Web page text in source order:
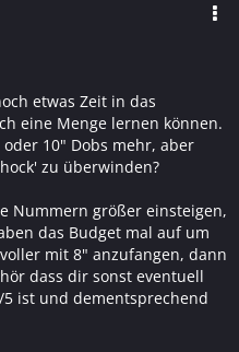
etwas Zeit in das
eine Menge lernen können.
10" Dobs mehr, aber
zu überwinden?
Nummern größer einsteigen,
das Budget mal auf um
mit 8" anzufangen, dann
dass dir sonst eventuell
ist und dementsprechend